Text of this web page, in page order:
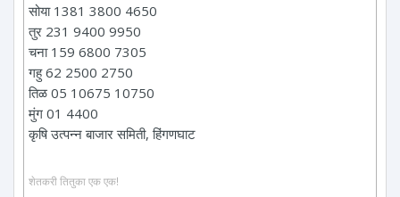
सोया 1381 3800 4650
तुर 231 9400 9950
चना 159 6800 7305
गहु 62 2500 2750
तिळ 05 10675 10750
मुंग 01 4400
कृषि उत्पन्न बाजार समिती, हिंगणघाट
शेतकरी तितुका एक एक!